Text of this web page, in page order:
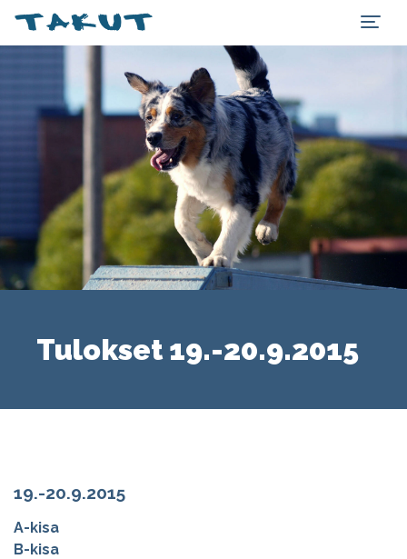
Tulokset 19.-20.9.2015
19.-20.9.2015
A-kisa
B-kisa